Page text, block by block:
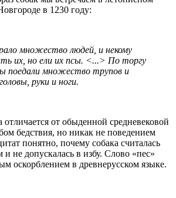
в 1230 году:
множество людей, и некому
их, но ели их псы. <...> По торгу
поедали множество трупов и
руки и ноги.
отличается от обыденной средневековой
бедствия, но никак не поведением
понятно, почему собака считалась
не допускалась в избу. Слово «пес»
оскорблением в древнерусском языке.